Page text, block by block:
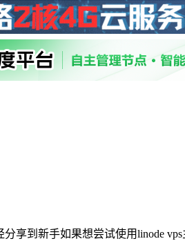
享到新手如果想尝试使用linode